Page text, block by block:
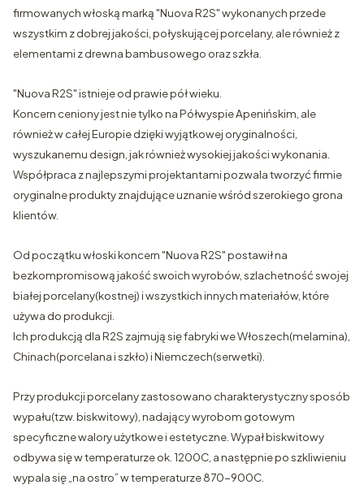
firmowanych włoską marką "Nuova R2S" wykonanych przede
wszystkim z dobrej jakości, połyskującej porcelany, ale również z
elementami z drewna bambusowego oraz szkła.
"Nuova R2S" istnieje od prawie pół wieku.
Koncern ceniony jest nie tylko na Półwyspie Apenińskim, ale
również w całej Europie dzięki wyjątkowej oryginalności,
wyszukanemu design, jak również wysokiej jakości wykonania.
Współpraca z najlepszymi projektantami pozwala tworzyć firmie
oryginalne produkty znajdujące uznanie wśród szerokiego grona
klientów.
Od początku włoski koncern "Nuova R2S" postawił na
bezkompromisową jakość swoich wyrobów, szlachetność swojej
białej porcelany(kostnej) i wszystkich innych materiałów, które
używa do produkcji.
Ich produkcją dla R2S zajmują się fabryki we Włoszech(melamina),
Chinach(porcelana i szkło) i Niemczech(serwetki).
Przy produkcji porcelany zastosowano charakterystyczny sposób
wypału(tzw. biskwitowy), nadający wyrobom gotowym
specyficzne walory użytkowe i estetyczne. Wypał biskwitowy
odbywa się w temperaturze ok. 1200C, a następnie po szkliwieniu
wypala się „na ostro” w temperaturze 870-900C.